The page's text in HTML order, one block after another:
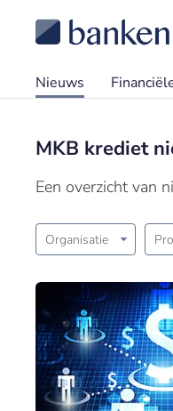
Nieuws
MKB krediet
Een overzicht van
Organisatie